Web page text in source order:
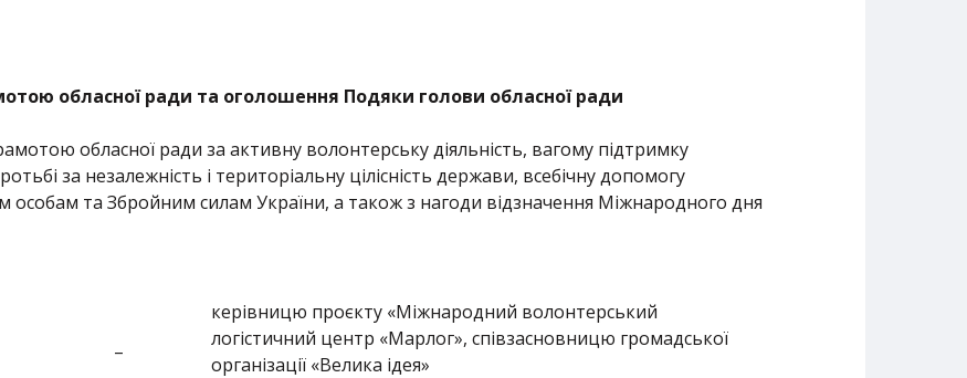
обласної ради та оголошення Подяки голови обласної ради
обласної ради за активну волонтерську діяльність, вагому підтримку
за незалежність і територіальну цілісність держави, всебічну допомогу
та Збройним силам України, а також з нагоди відзначення Міжнародного дня
–
керівницю проєкту «Міжнародний волонтерський
логістичний центр «Марлог», співзасновницю громадської
організації «Велика ідея»